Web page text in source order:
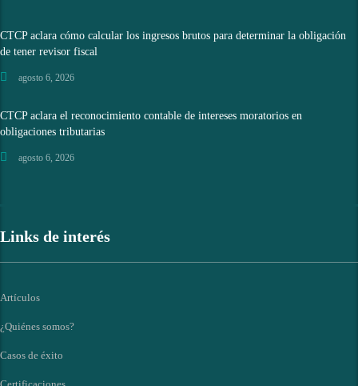
CTCP aclara cómo calcular los ingresos brutos para determinar la obligación
de tener revisor fiscal
agosto 6, 2026
CTCP aclara el reconocimiento contable de intereses moratorios en
obligaciones tributarias
agosto 6, 2026
Links de interés
Artículos
¿Quiénes somos?
Casos de éxito